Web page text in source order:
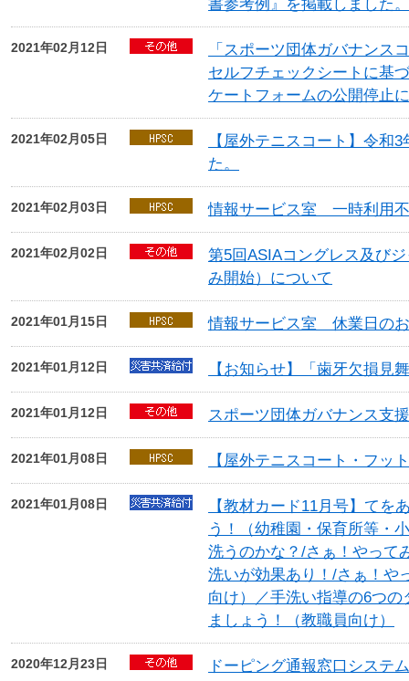
書参考例』を掲載しました。
2021年02月12日
「スポーツ団体ガバナンス
セルフチェックシートに基
ケートフォームの公開停止
2021年02月05日
【屋外テニスコート】令和
た。
2021年02月03日 情報サービス室 一時利用
2021年02月02日
第5回ASIAコングレス及び
み開始）について
2021年01月15日 情報サービス室 休業日の
2021年01月12日 【お知らせ】「歯牙欠損見
2021年01月12日 スポーツ団体ガバナンス支
2021年01月08日 【屋外テニスコート・フッ
2021年01月08日
【教材カード11月号】てを
う！（幼稚園・保育所等・
洗うのかな？/さぁ！やって
洗いが効果あり！/さぁ！や
向け）／手洗い指導の6つ
ましょう！（教職員向け）
2020年12月23日 ドーピング通報窓口システ